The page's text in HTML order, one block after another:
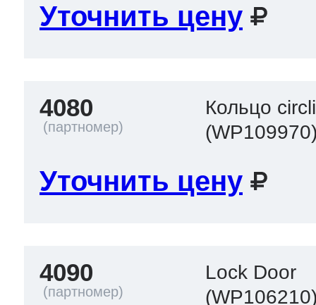
Уточнить цену
4080
Кольцо
Уточнить цену
4090
Lock Door